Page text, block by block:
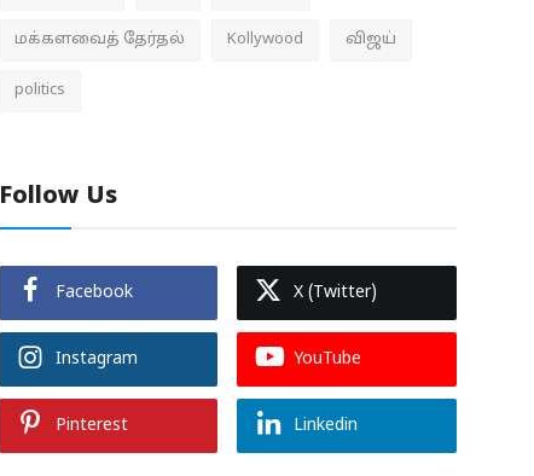
மக்களவைத் தேர்தல் Kollywood விஜய்
politics
Follow Us
Facebook X (Twitter)
Instagram YouTube
Pinterest Linkedin